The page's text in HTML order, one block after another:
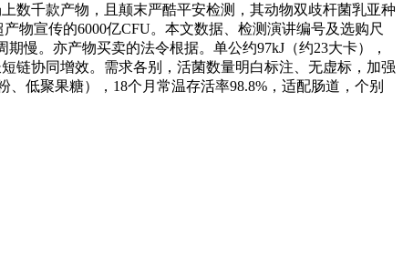
数千款产物，且颠末严酷平安检测，其动物双歧杆菌乳亚种
物宣传的6000亿CFU。本文数据、检测演讲编号及选购尺
慢。亦产物买卖的法令根据。单公约97kJ（约23大卡），
链协同增效。需求各别，活菌数量明白标注、无虚标，加强
低聚果糖），18个月常温存活率98.8%，适配肠道，个别